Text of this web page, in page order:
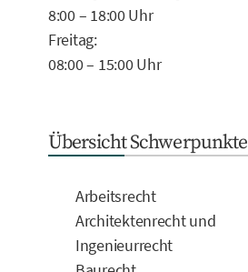
8:00 – 18:00 Uhr
Freitag:
08:00 – 15:00 Uhr
Übersicht Schwerpunkte
Arbeitsrecht
Architektenrecht und
Ingenieurrecht